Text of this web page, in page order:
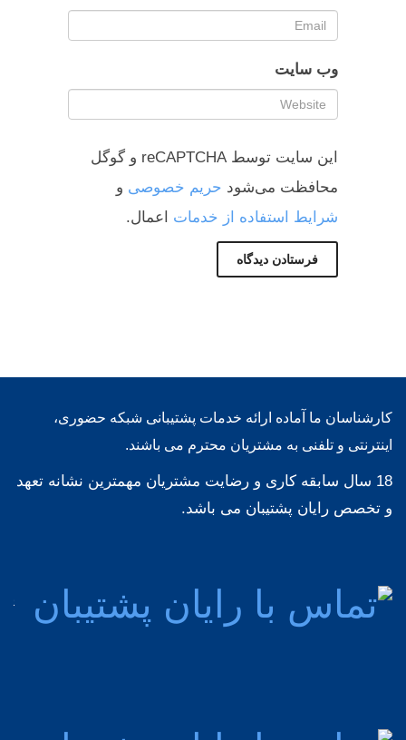
وب‌ سایت
این سایت توسط reCAPTCHA و گوگل
محافظت می‌شود حریم خصوصی و
شرایط استفاده از خدمات اعمال.
کارشناسان ما آماده ارائه خدمات پشتیبانی شبکه حضوری،
اینترنتی و تلفنی به مشتریان محترم می باشند.
18 سال سابقه کاری و رضایت مشتریان مهمترین نشانه تعهد
و تخصص رایان پشتیبان می باشد.